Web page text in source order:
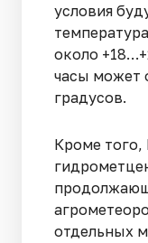
условия
около
часы может
градусов.
Кроме того,
отдельных